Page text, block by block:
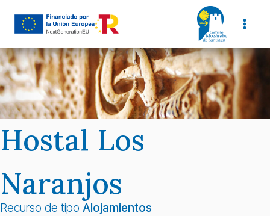
Hostal Los
Naranjos
Recurso de tipo Alojamientos